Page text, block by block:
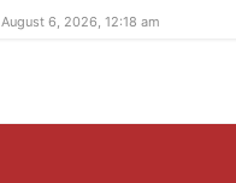
August 6, 2026, 12:18 am